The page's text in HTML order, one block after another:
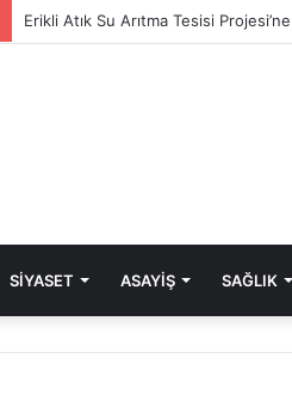
Erikli Atık Su Arıtma Tesisi Projesi’ne
SIYASET ASAYIŞ SAĞLIK